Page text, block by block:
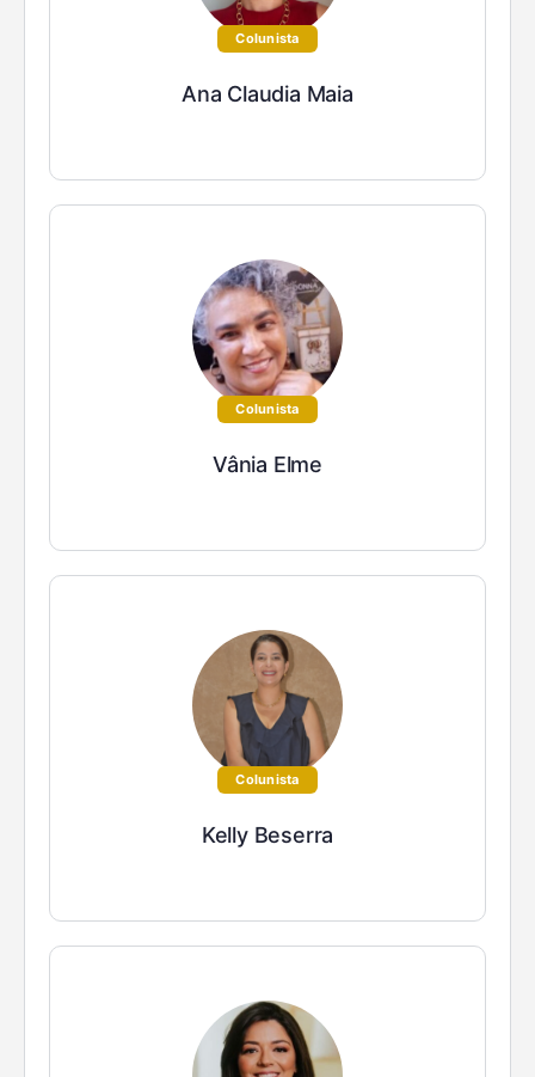
Colunista
Ana Claudia Maia
Colunista
Vânia Elme
Colunista
Kelly Beserra